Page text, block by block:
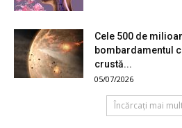
Cele 500 de
bombardamentul
crustă...
05/07/2026
Încărcați mai